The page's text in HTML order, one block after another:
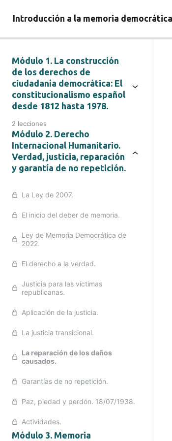
Introducción a la memoria
Módulo 1. La construcción
de los derechos de
ciudadanía democrática: El
constitucionalismo español
desde 1812 hasta 1978.
2 lecciones
Módulo 2. Derecho
Internacional Humanitario.
Verdad, justicia, reparación
y garantía de no repetición.
La Ley de 2007.
El inicio del deber de memoria.
Ley de Memoria Democrática de
2022.
El derecho a la verdad.
Justicia para las víctimas
republicanas.
Aplicación de la justicia.
La justicia transicional.
La reparación de los daños
causados.
Garantías de no repetición.
Paz, piedad y perdón. 18/07/1938.
Actividades.
Módulo 3. Memoria